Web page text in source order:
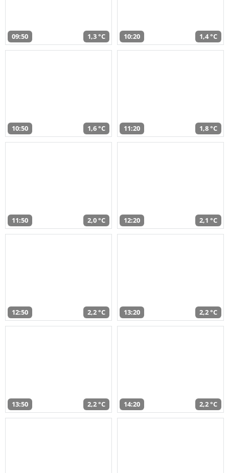
09:50 1,3 °C 10:20 1,4 °C
10:50 1,6 °C 11:20 1,8 °C
11:50 2,0 °C 12:20 2,1 °C
12:50 2,2 °C 13:20 2,2 °C
13:50 2,2 °C 14:20 2,2 °C